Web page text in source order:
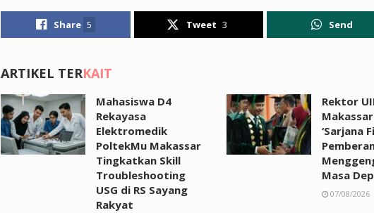
Share 5 Tweet 3 Send
ARTIKEL TERKAIT
Mahasiswa D4
Rekayasa
Elektromedik
PoltekMu Makassar
Tingkatkan Skill
Troubleshooting
USG di RS Sayang
Rakyat
Rektor
‘Sarjana
Masa
07/08/2026